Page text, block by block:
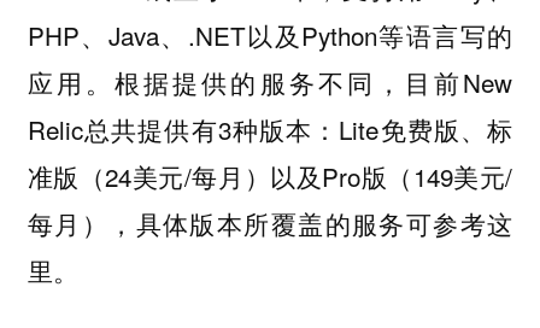
PHP、Java、.NET以及Python等语言写的
应用。根据提供的服务不同，目前New
Relic总共提供有3种版本：Lite免费版、标
准版（24美元/每月）以及Pro版（149美元/
每月），具体版本所覆盖的服务可参考这
里。